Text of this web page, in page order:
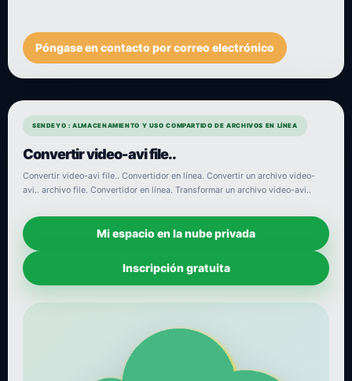
Póngase en contacto por correo electrónico
SENDEYO : ALMACENAMIENTO Y USO COMPARTIDO DE ARCHIVOS EN LÍNEA
Convertir video-avi file..
Convertir video-avi file.. Convertidor en línea. Convertir un archivo video-
avi.. archivo file. Convertidor en línea. Transformar un archivo video-avi..
Mi espacio en la nube privada
Inscripción gratuita